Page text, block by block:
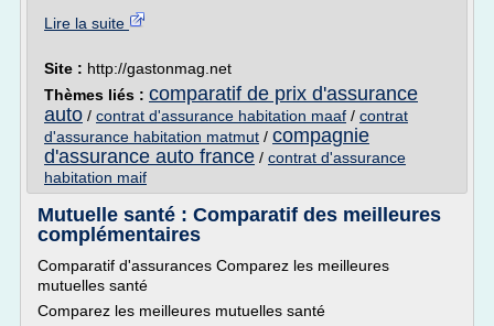
Lire la suite
Site : http://gastonmag.net
Thèmes liés : comparatif de prix d'assurance
auto / contrat d'assurance habitation maaf / contrat
d'assurance habitation matmut / compagnie
d'assurance auto france / contrat d'assurance
habitation maif
Mutuelle santé : Comparatif des meilleures
complémentaires
Comparatif d'assurances Comparez les meilleures
mutuelles santé
Comparez les meilleures mutuelles santé